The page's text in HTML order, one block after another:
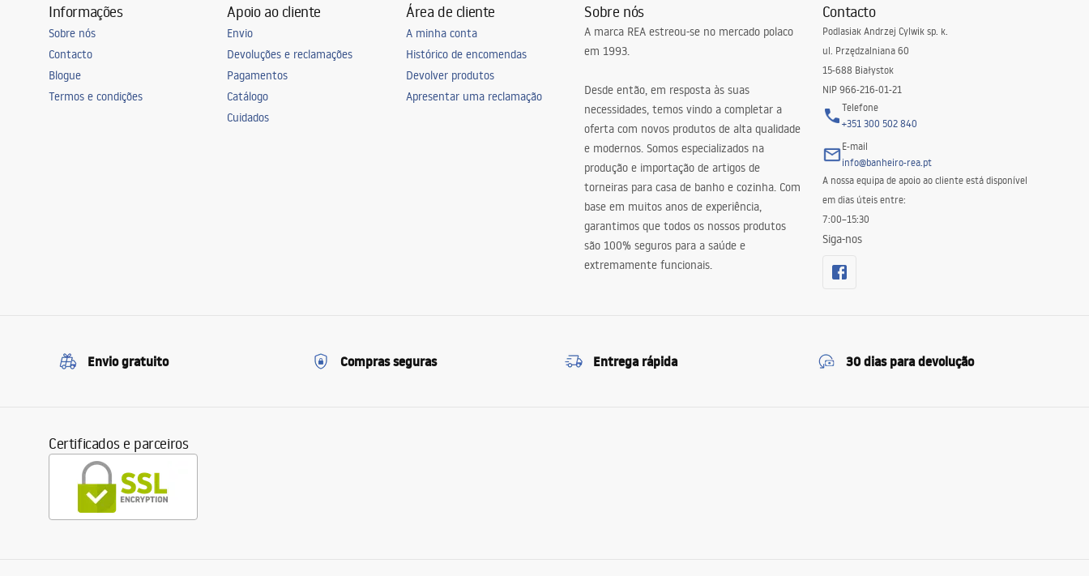
Informações
Sobre nós
Contacto
Blogue
Termos e condições
Apoio ao cliente
Envio
Devoluções e reclamações
Pagamentos
Catálogo
Cuidados
Área de cliente
A minha conta
Histórico de encomendas
Devolver produtos
Apresentar uma reclamação
Sobre nós
A marca REA estreou-se no mercado polaco
em 1993.
Desde então, em resposta às suas
necessidades, temos vindo a completar a
oferta com novos produtos de alta qualidade
e modernos. Somos especializados na
produção e importação de artigos de
torneiras para casa de banho e cozinha. Com
base em muitos anos de experiência,
garantimos que todos os nossos produtos
são 100% seguros para a saúde e
extremamente funcionais.
Contacto
Podlasiak Andrzej Cylwik sp. k.
ul. Przędzalniana 60
15-688 Białystok
NIP 966-216-01-21
Telefone
+351 300 502 840
E-mail
info@banheiro-rea.pt
A nossa equipa de apoio ao cliente está disponível
em dias úteis entre:
7:00–15:30
Siga-nos
Envio gratuito Compras seguras Entrega rápida 30 dias para devolução
Certificados e parceiros